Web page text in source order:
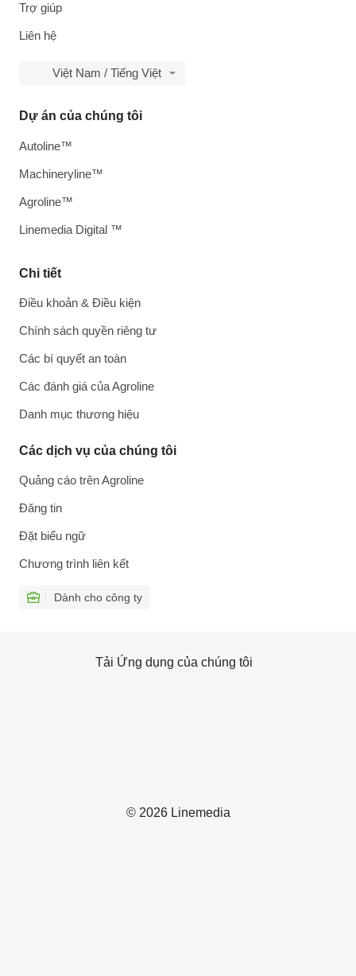
Trợ giúp
Liên hệ
Việt Nam / Tiếng Việt
Chi tiết
Điều khoản & Điều kiện
Chính sách quyền riêng tư
Các bí quyết an toàn
Các đánh giá của Agroline
Danh mục thương hiệu
Các dịch vụ của chúng tôi
Quảng cáo trên Agroline
Đăng tin
Đặt biểu ngữ
Chương trình liên kết
Dành cho công ty
Dự án của chúng tôi
Autoline™
Machineryline™
Agroline™
Linemedia Digital ™
© 2026 Linemedia
Tải Ứng dụng của chúng tôi